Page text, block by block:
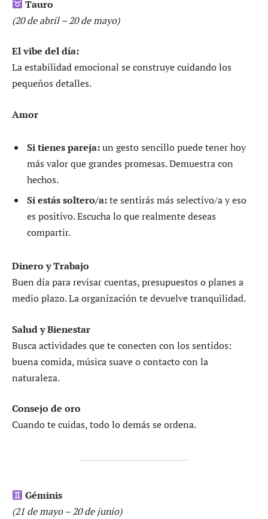
Tauro
(20 de abril – 20 de mayo)
El vibe del día:
La estabilidad emocional se construye cuidando los
pequeños detalles.
Amor
Si tienes pareja:un gesto sencillo puede tener hoy
más valor que grandes promesas. Demuestra con
hechos.
Si estás soltero/a:te sentirás más selectivo/a y eso
es positivo. Escucha lo que realmente deseas
compartir.
Dinero y Trabajo
Buen día para revisar cuentas, presupuestos o planes a
medio plazo. La organización te devuelve tranquilidad.
Salud y Bienestar
Busca actividades que te conecten con los sentidos:
buena comida, música suave o contacto con la
naturaleza.
Consejo de oro
Cuando te cuidas, todo lo demás se ordena.
Géminis
(21 de mayo – 20 de junio)